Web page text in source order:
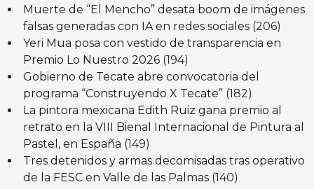
Muerte de “El Mencho” desata boom de imágenes
falsas generadas con IA en redes sociales (206)
Yeri Mua posa con vestido de transparencia en
Premio Lo Nuestro 2026 (194)
Gobierno de Tecate abre convocatoria del
programa “Construyendo X Tecate” (182)
La pintora mexicana Edith Ruiz gana premio al
retrato en la VIII Bienal Internacional de Pintura al
Pastel, en España (149)
Tres detenidos y armas decomisadas tras operativo
de la FESC en Valle de las Palmas (140)